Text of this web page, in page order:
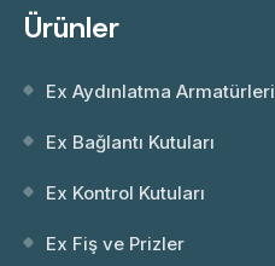
Ürünler
Ex Aydınlatma Armatürleri
Ex Bağlantı Kutuları
Ex Kontrol Kutuları
Ex Fiş ve Prizler